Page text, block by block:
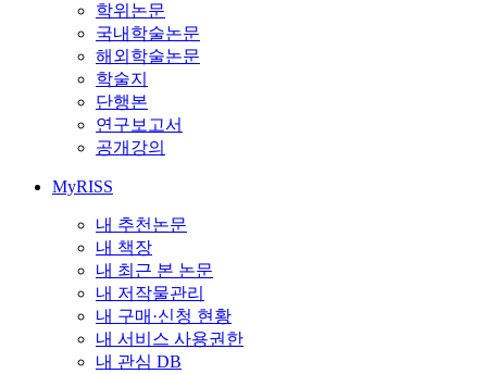
학위논문
국내학술논문
해외학술논문
학술지
단행본
연구보고서
공개강의
MyRISS
내 추천논문
내 책장
내 최근 본 논문
내 저작물관리
내 구매·신청 현황
내 서비스 사용권한
내 관심 DB